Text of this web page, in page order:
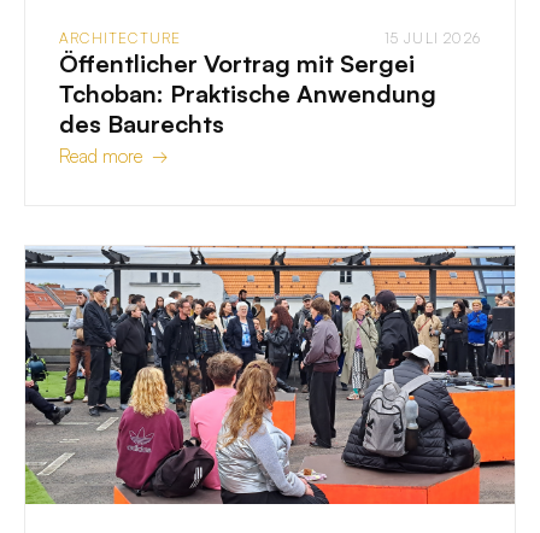
ARCHITECTURE 15 JULI 2026
Öffentlicher Vortrag mit Sergei
Tchoban: Praktische Anwendung
des Baurechts
Read more →